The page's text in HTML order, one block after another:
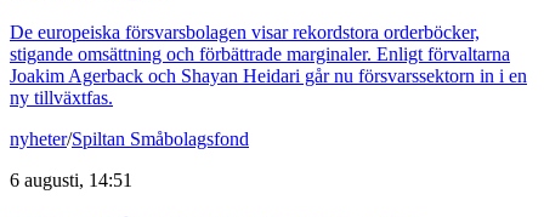
De europeiska försvarsbolagen visar rekordstora orderböcker,
stigande omsättning och förbättrade marginaler. Enligt förvaltarna
Joakim Agerback och Shayan Heidari går nu försvarssektorn in i en
ny tillväxtfas.
nyheter/Spiltan Småbolagsfond
6 augusti, 14:51